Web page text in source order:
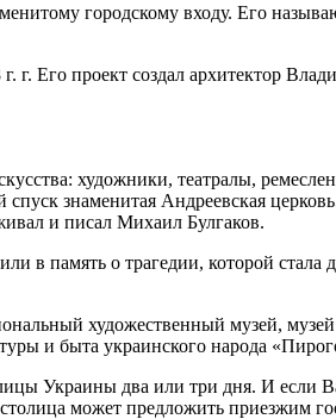
городскому входу. Его
Его проект создал архитектор
художники, театралы,
знаменитая Андреевская
и писал Михаил Булгаков.
в память о трагедии, которой стала
художественный музей,
и быта украинского народа
Украины два или три дня. И если
может предложить приезжим